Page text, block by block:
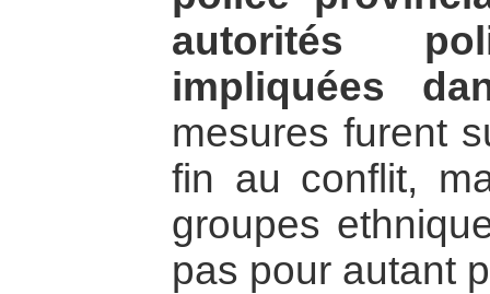
autorités
impliquées
mesures furent
fin au conflit,
groupes
pas pour autant